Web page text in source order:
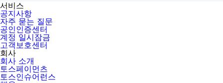
서비스
공지사항
자주 묻는 질문
공인인증센터
계정 일시잠금
고객보호센터
회사
회사 소개
토스페이먼츠
토스인슈어런스